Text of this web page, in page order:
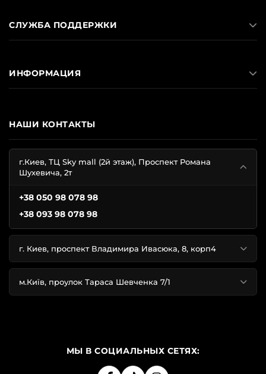
НАШИ КОНТАКТЫ
г.Киев, ТЦ Sky mall (2й этаж), Проспект Романа
Шухевича, 2т
+38 050 98 078 98
+38 093 98 078 98
г. Киев, проспект Владимира Ивасюка, 8, корп4
м.Київ, проулок Тараса Шевченка 7/1
СЛУЖБА ПОДДЕРЖКИ
ИНФОРМАЦИЯ
МЫ В СОЦИАЛЬНЫХ СЕТЯХ: